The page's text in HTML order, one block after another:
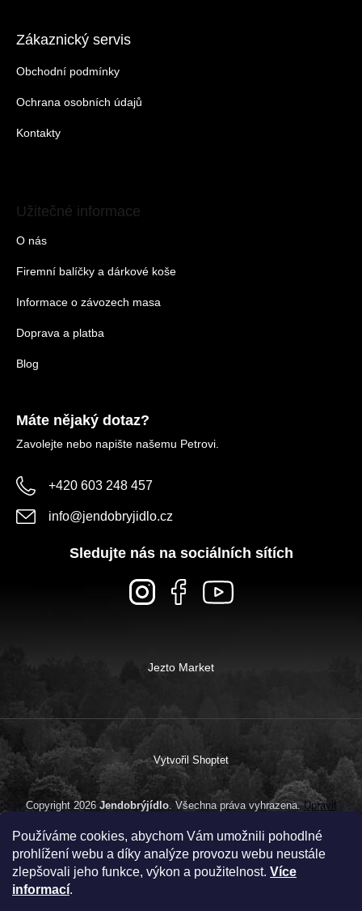
Používáme cookies, abychom Vám umožnili pohodlné
prohlížení webu a díky analýze provozu webu neustále
zlepšovali jeho funkce, výkon a použitelnost. Více
informací.
Zákaznický servis
Obchodní podmínky
Ochrana osobních údajů
Kontakty
Užitečné informace
O nás
Firemní balíčky a dárkové koše
Informace o závozech masa
Doprava a platba
Blog
Máte nějaký dotaz?
Zavolejte nebo napište našemu Petrovi.
+420 603 248 457
info@jendobryjidlo.cz
Sledujte nás na sociálních sítích
Jezto Market
Vytvořil Shoptet
Copyright 2026 Jendobrýjídlo. Všechna práva vyhrazena.Upravit